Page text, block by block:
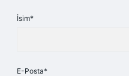
İsim*
E-Posta*